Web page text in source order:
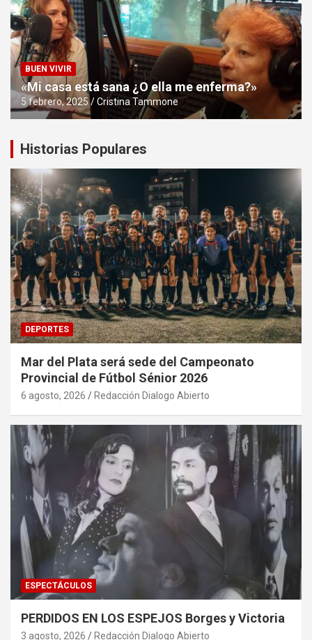
BUEN VIVIR
«Mi casa está sana ¿O ella me enferma?»
5 febrero, 2025 Cristina Tammone
Historias Populares
DEPORTES
Mar del Plata será sede del Campeonato
Provincial de Fútbol Sénior 2026
6 agosto, 2026 Redacción Dialogo Abierto
ESPECTÁCULOS
PERDIDOS EN LOS ESPEJOS Borges y Victoria
3 agosto, 2026 Redacción Dialogo Abierto